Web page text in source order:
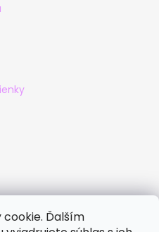
Ďalším